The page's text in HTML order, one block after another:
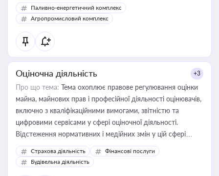
Паливно-енергетичний комплекс
Агропромисловий комплекс
Оціночна діяльність +3
Про що тема: Тема охоплює правове регулювання оцінки
майна, майнових прав і професійної діяльності оцінювачів,
включно з кваліфікаційними вимогами, звітністю та
цифровими сервісами у сфері оціночної діяльності.
Відстеження нормативних і медійних змін у цій сфері
корисне для власника бізнесу, керівника, юриста або
бухгалтера під час оподаткування, приватизації, оренди
державного майна, корпоративних угод і перевірки
Страхова діяльність
Фінансові послуги
Будівельна діяльність